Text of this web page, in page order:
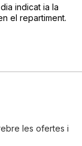
indicat ia la
el repartiment.
les ofertes i